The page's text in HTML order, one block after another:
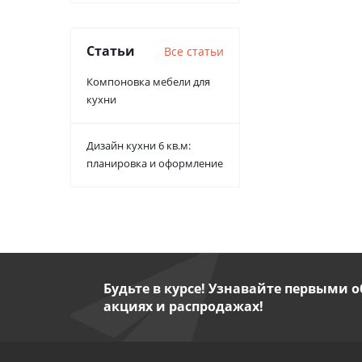
Статьи Все статьи
Компоновка мебели для
кухни
Дизайн кухни 6 кв.м:
планировка и оформление
Будьте в курсе! Узнавайте первыми
акциях и распродажах!